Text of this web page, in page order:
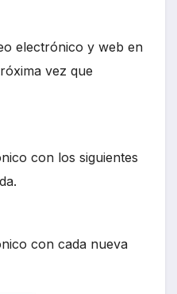
electrónico y web en
vez que
con los siguientes
con cada nueva